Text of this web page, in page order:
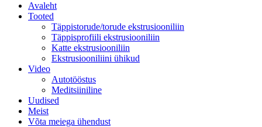
Avaleht
Tooted
Täppistorude/torude ekstrusiooniliin
Täppisprofiili ekstrusiooniliin
Katte ekstrusiooniliin
Ekstrusiooniliini ühikud
Video
Autotööstus
Meditsiiniline
Uudised
Meist
Võta meiega ühendust